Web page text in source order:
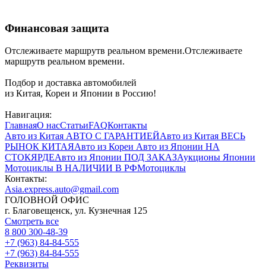
Финансовая защита
Отслеживаете маршрутв реальном времени.Отслеживаете
маршрутв реальном времени.
Подбор и доставка автомобилей
из Китая, Кореи и Японии в Россию!
Навигация:
ГлавнаяО насСтатьиFAQКонтакты
Авто из Китая АВТО С ГАРАНТИЕЙАвто из Китая ВЕСЬ
РЫНОК КИТАЯАвто из Кореи Авто из Японии НА
СТОКЯРДЕАвто из Японии ПОД ЗАКАЗАукционы Японии
Мотоциклы В НАЛИЧИИ В РФМотоциклы
Контакты:
Asia.express.auto@gmail.com
ГОЛОВНОЙ ОФИС
г. Благовещенск, ул. Кузнечная 125
Смотреть все
8 800 300-48-39
+7 (963) 84-84-555
+7 (963) 84-84-555
Реквизиты